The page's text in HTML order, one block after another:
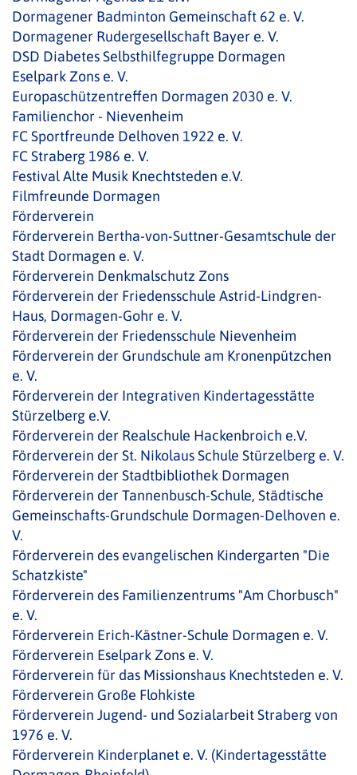
Dormagener Badminton Gemeinschaft 62 e. V.
Dormagener Rudergesellschaft Bayer e. V.
DSD Diabetes Selbsthilfegruppe Dormagen
Eselpark Zons e. V.
Europaschützentreffen Dormagen 2030 e. V.
Familienchor - Nievenheim
FC Sportfreunde Delhoven 1922 e. V.
FC Straberg 1986 e. V.
Festival Alte Musik Knechtsteden e.V.
Filmfreunde Dormagen
Förderverein
Förderverein Bertha-von-Suttner-Gesamtschule der
Stadt Dormagen e. V.
Förderverein Denkmalschutz Zons
Förderverein der Friedensschule Astrid-Lindgren-
Haus, Dormagen-Gohr e. V.
Förderverein der Friedensschule Nievenheim
Förderverein der Grundschule am Kronenpützchen
e. V.
Förderverein der Integrativen Kindertagesstätte
Stürzelberg e.V.
Förderverein der Realschule Hackenbroich e.V.
Förderverein der St. Nikolaus Schule Stürzelberg e. V.
Förderverein der Stadtbibliothek Dormagen
Förderverein der Tannenbusch-Schule, Städtische
Gemeinschafts-Grundschule Dormagen-Delhoven e.
V.
Förderverein des evangelischen Kindergarten "Die
Schatzkiste"
Förderverein des Familienzentrums "Am Chorbusch"
e. V.
Förderverein Erich-Kästner-Schule Dormagen e. V.
Förderverein Eselpark Zons e. V.
Förderverein für das Missionshaus Knechtsteden e. V.
Förderverein Große Flohkiste
Förderverein Jugend- und Sozialarbeit Straberg von
1976 e. V.
Förderverein Kinderplanet e. V. (Kindertagesstätte